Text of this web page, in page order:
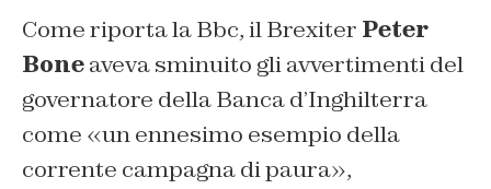
Come riporta la Bbc, il Brexiter Peter
Boneaveva sminuito gli avvertimenti del
governatore della Banca d’Inghilterra
come «un ennesimo esempio della
corrente campagna di paura»,